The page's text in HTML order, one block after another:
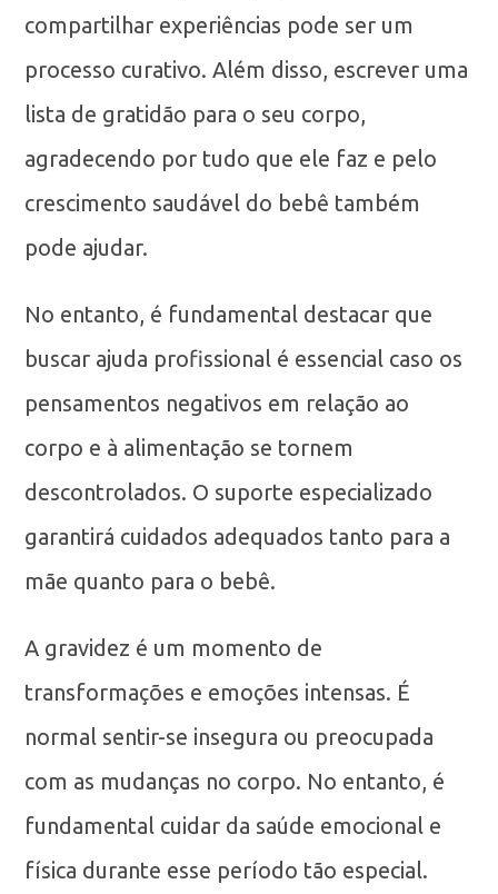
compartilhar experiências pode ser um
processo curativo. Além disso, escrever uma
lista de gratidão para o seu corpo,
agradecendo por tudo que ele faz e pelo
crescimento saudável do bebê também
pode ajudar.
No entanto, é fundamental destacar que
buscar ajuda profissional é essencial caso os
pensamentos negativos em relação ao
corpo e à alimentação se tornem
descontrolados. O suporte especializado
garantirá cuidados adequados tanto para a
mãe quanto para o bebê.
A gravidez é um momento de
transformações e emoções intensas. É
normal sentir-se insegura ou preocupada
com as mudanças no corpo. No entanto, é
fundamental cuidar da saúde emocional e
física durante esse período tão especial.